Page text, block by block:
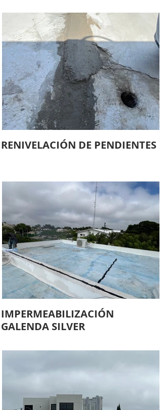
RENIVELACIÓN DE PENDIENTES
IMPERMEABILIZACIÓN
GALENDA SILVER